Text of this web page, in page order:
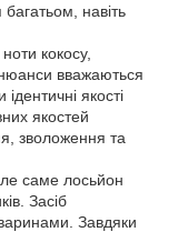
навіть
кокосу,
нюанси вважаються
якості
якостей
зволоження та
саме лосьйон
Засіб
Завдяки